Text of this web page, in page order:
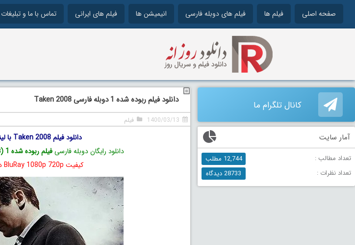
صفحه اصلی فیلم ها فیلم های دوبله فارسی انیمیشن ها فیلم های ایرانی تماس با ما و تبلیغات
دانلود فیلم ربوده شده 1 دوبله فارسی Taken 2008
1400/03/13 فیلم
دانلود فیلم Taken 2008 با لینک مستقیم
دانلود رایگان دوبله فارسیفیلم ربوده شده 1 (تیکن) 2008
کیفیت BluRay 1080p 720p دوبله فارسی
کانال تلگرام ما
آمار سایت
تعداد مطالب :
12,744 مطلب
تعداد نظرات :
28733 دیدگاه